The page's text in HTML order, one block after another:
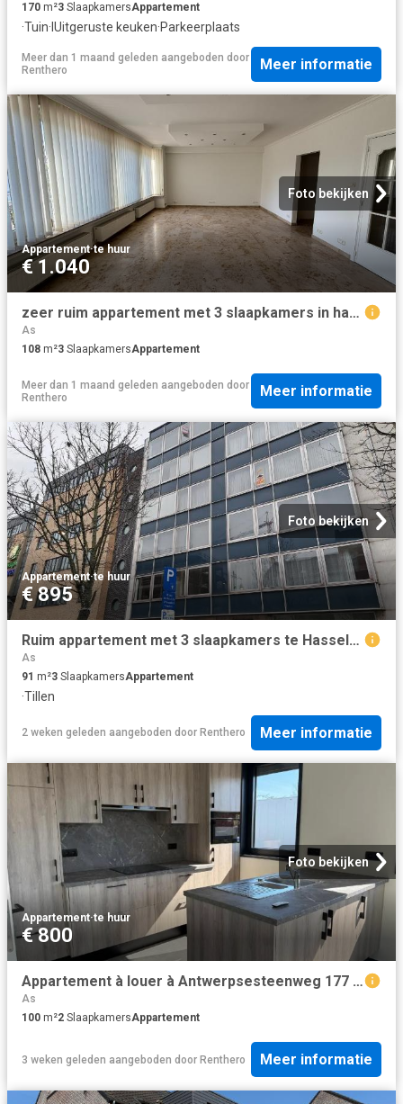
170 m²3 SlaapkamersAppartement
·Tuin· IUitgeruste keuken·Parkeerplaats
Meer dan 1 maand geleden aangeboden door
Renthero
Meer informatie
Foto bekijken
Appartement·te huur
€ 1.040
zeer ruim appartement met 3 slaapkamers in hartje hasselt
As
108 m²3 SlaapkamersAppartement
Meer dan 1 maand geleden aangeboden door
Renthero
Meer informatie
Foto bekijken
Appartement·te huur
€ 895
Ruim appartement met 3 slaapkamers te Hasselt centrum
As
91 m²3 SlaapkamersAppartement
·Tillen
2 weken geleden aangeboden door Renthero Meer informatie
Foto bekijken
Appartement·te huur
€ 800
Appartement à louer à Antwerpsesteenweg 177 Bourg Léopold
As
100 m²2 SlaapkamersAppartement
3 weken geleden aangeboden door Renthero Meer informatie